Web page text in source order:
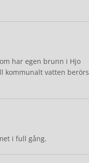
har egen brunn i Hjo
kommunalt vatten berörs
i full gång.